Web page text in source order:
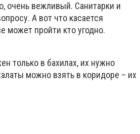
очень вежливый. Санитарки и
А вот что касается
может пройти кто угодно.
только в бахилах, их нужно
можно взять в коридоре – их